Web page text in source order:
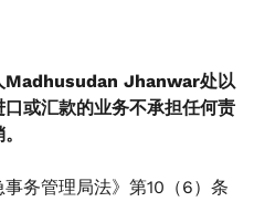
Madhusudan Jhanwar处以
或汇款的业务不承担任何责
务管理局法》第10（6）条